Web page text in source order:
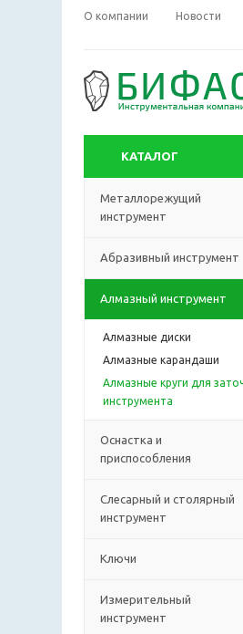
О компании Новости
КАТАЛОГ
Металлорежущий
инструмент
Абразивный инструмент
Алмазный инструмент
Алмазные диски
Алмазные карандаши
Алмазные круги для
инструмента
Оснастка и
приспособления
Слесарный и столярный
инструмент
Ключи
Измерительный
инструмент